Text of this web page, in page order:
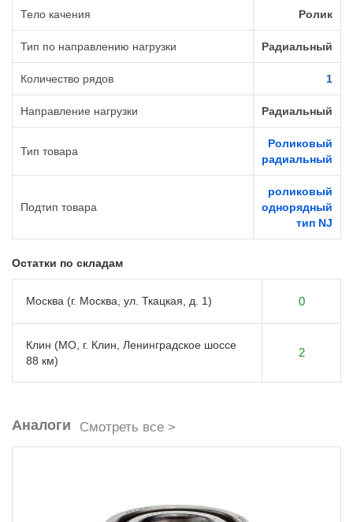
Тело качения Ролик
Тип по направлению нагрузки Радиальный
Количество рядов 1
Направление нагрузки Радиальный
Тип товара
Роликовый
радиальный
Подтип товара
роликовый
однорядный
тип NJ
Остатки по складам
Москва (г. Москва, ул. Ткацкая, д. 1) 0
Клин (МО, г. Клин, Ленинградское шоссе
88 км)
2
Аналоги Смотреть все >